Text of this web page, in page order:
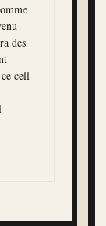
des
cell